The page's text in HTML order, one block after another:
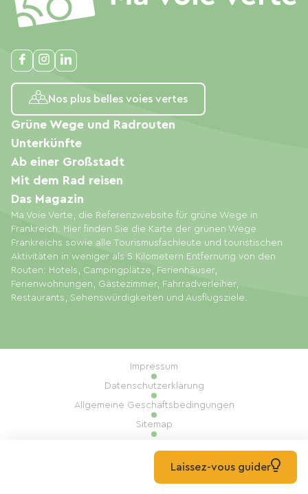
Nos plus belles voies vertes
Ma Voie Verte, die Referenzwebsite für grüne Wege in
Frankreich. Hier finden Sie die Karte der grünen Wege
Frankreichs sowie alle Tourismusfachleute und touristischen
Aktivitäten in weniger als 5 Kilometern Entfernung von den
Routen: Hotels, Campingplätze, Ferienhäuser,
Ferienwohnungen, Gästezimmer, Fahrradverleiher,
Restaurants, Sehenswürdigkeiten und Ausflugsziele.
Grüne Wege und Radrouten
Unterkünfte
Ab einer Großstadt
Mit dem Rad reisen
Das Magazin
© 2026 Ma Voie Verte Alle Rechte vorbehalten
Impressum
Datenschutzerklärung
Allgemeine Geschäftsbedingungen
Sitemap
Umsetzung: Mill, PrivasLaissez-vous guider